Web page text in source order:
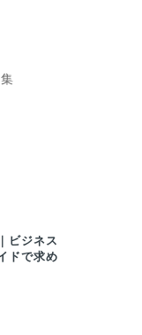
ビジネス
ドで求め